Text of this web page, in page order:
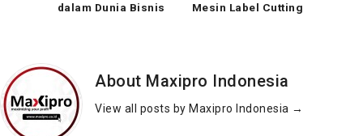
dalam Dunia Bisnis
Mesin Label Cutting
About Maxipro Indonesia
View all posts by Maxipro Indonesia →